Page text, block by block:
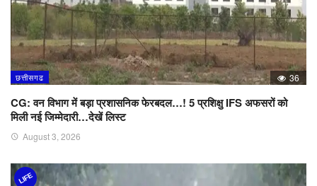
छत्तीसगढ 36
CG: वन विभाग में बड़ा प्रशासनिक फेरबदल…! 5 प्रशिक्षु IFS अफसरों को
मिली नई जिम्मेदारी…देखें लिस्ट
August 3, 2026
LIFE